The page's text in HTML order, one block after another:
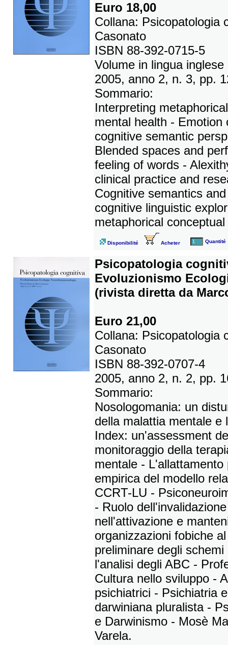
Euro 18,00
Collana: Psicopatologia
Casonato
ISBN 88-392-0715-5
Volume in lingua inglese
2005, anno 2, n. 3, pp.
Sommario:
Interpreting
mental health -
cognitive semantic
Blended spaces and
feeling of words -
clinical practice and
Cognitive semantics
cognitive linguistic
metaphorical
Disponibilité Acheter Quantité
Psicopatologia
Evoluzionismo
(rivista diretta da
Euro 21,00
Collana: Psicopatologia
Casonato
ISBN 88-392-0707-4
2005, anno 2, n. 2, pp.
Sommario:
Nosologomania: un
della malattia mentale
Index: un'assessment
monitoraggio della
mentale -
empirica del modello
CCRT-LU -
- Ruolo
nell'attivazione e
organizzazioni fobiche
preliminare degli
l'analisi degli ABC -
Cultura nello sviluppo -
psichiatrici - Psichiatria
darwiniana pluralista -
e Darwinismo - Mosè
Varela.